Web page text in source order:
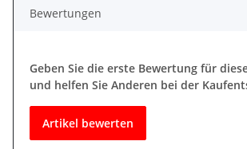
Bewertungen
Geben Sie die erste Bewertung für
und helfen Sie Anderen bei der
Artikel bewerten